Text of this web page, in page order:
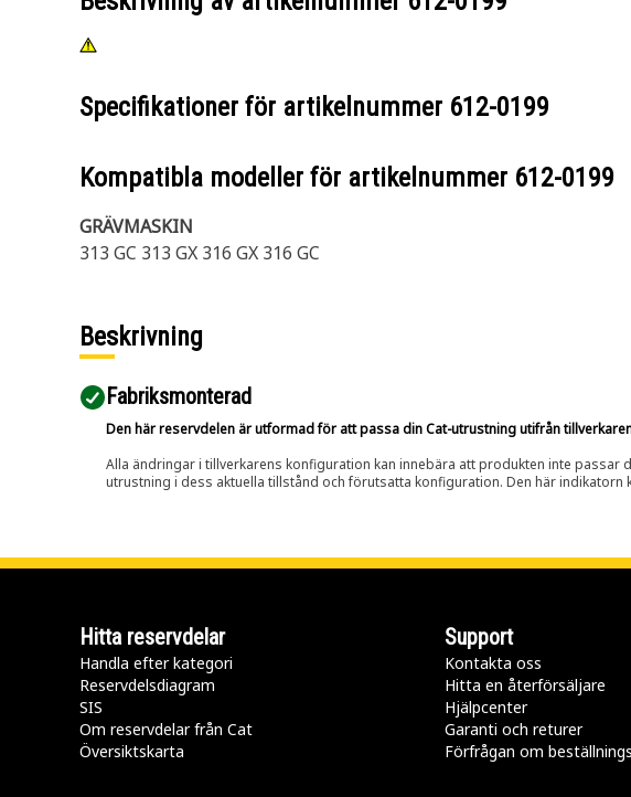
Specifikationer för artikelnummer 612-0199
Kompatibla modeller för artikelnummer 612-0199
GRÄVMASKIN
313 GC 313 GX 316 GX 316 GC
Beskrivning
Fabriksmonterad
Den här reservdelen är utformad för att passa din Cat-utrustning utifrån
Alla ändringar i tillverkarens konfiguration kan innebära att produkten inte
utrustning i dess aktuella tillstånd och förutsatta konfiguration. Den här
Hitta reservdelar
Handla efter kategori
Reservdelsdiagram
SIS
Om reservdelar från Cat
Översiktskarta
Support
Kontakta oss
Hitta en återförsäljare
Hjälpcenter
Garanti och returer
Förfrågan om